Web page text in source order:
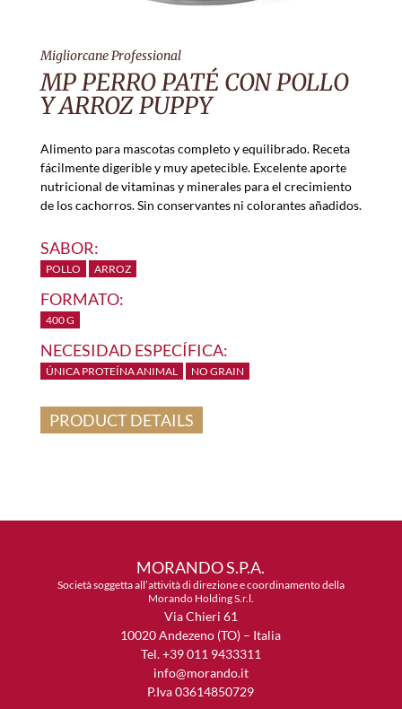
Migliorcane Professional
MP PERRO PATÉ CON POLLO
Y ARROZ PUPPY
Alimento para mascotas completo y equilibrado. Receta
fácilmente digerible y muy apetecible. Excelente aporte
nutricional de vitaminas y minerales para el crecimiento
de los cachorros. Sin conservantes ni colorantes añadidos.
SABOR:
POLLO ARROZ
FORMATO:
400 G
NECESIDAD ESPECÍFICA:
ÚNICA PROTEÍNA ANIMAL NO GRAIN
PRODUCT DETAILS
MORANDO S.P.A.
Società soggetta all’attività di direzione e coordinamento della
Morando Holding S.r.l.
Via Chieri 61
10020 Andezeno (TO) – Italia
Tel. +39 011 9433311
info@morando.it
P.Iva 03614850729